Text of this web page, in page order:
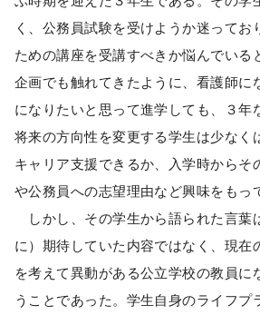
く、公務員試験を受けようか迷ってお
ための講座を受講すべきか悩んでいる
企画でも触れてきたように、看護師に
になりたいと思って進学しても、３年
将来の方向性を変更する学生は少なく
キャリア支援できるか、入学時からそ
や公務員への志望理由など興味をもっ
しかし、その学生から語られた言葉
に）期待していた内容ではなく、現在
を考えて異動がある公立学校の教員に
うことであった。学生自身のライフプ